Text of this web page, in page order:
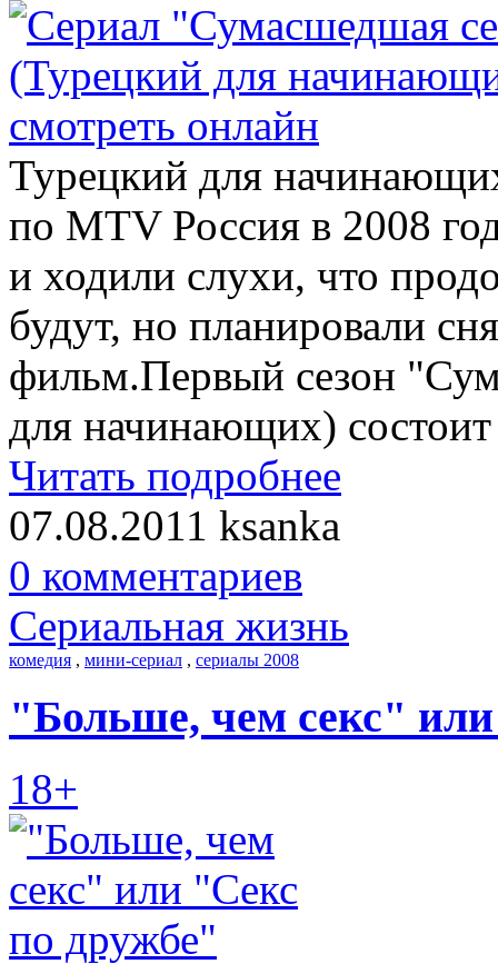
Турецкий для
по MTV Россия в 2008
и ходили слухи, что
будут, но планировали
фильм.Первый сезон
для начинающих)
Читать подробнее
07.08.2011 ksanka
0 комментариев
Сериальная жизнь
комедия , мини-сериал , сериалы 2008
"Больше, чем секс"
18+